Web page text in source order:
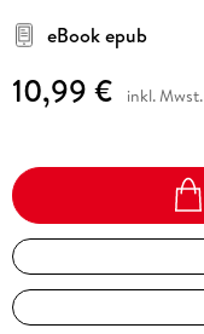
eBook epub
10,99 € inkl. Mwst.